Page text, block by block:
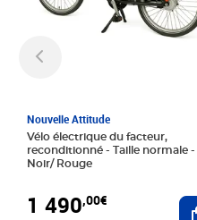
Nouvelle Attitude
Vélo électrique du facteur,
reconditionné - Taille normale -
Noir/ Rouge
1 490,00€